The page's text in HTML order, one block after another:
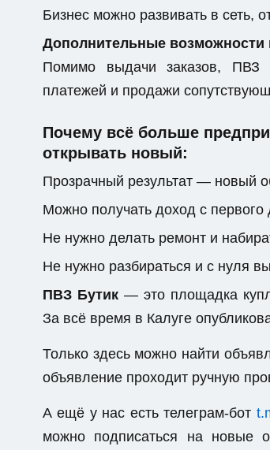
Бизнес можно развивать в сеть,
Дополнительные возможности
Помимо выдачи заказов, ПВЗ
платежей и продажи
Почему всё больше
открывать новый:
Прозрачный результат — новый
Можно получать доход с первого
Не нужно делать ремонт и
Не нужно разбираться и с нуля
ПВЗ Бутик— это площадка
За всё время в Калуге
Только здесь можно найти
объявление проходит ручную
А ещё у нас есть телеграм-бот
можно подписаться на новые